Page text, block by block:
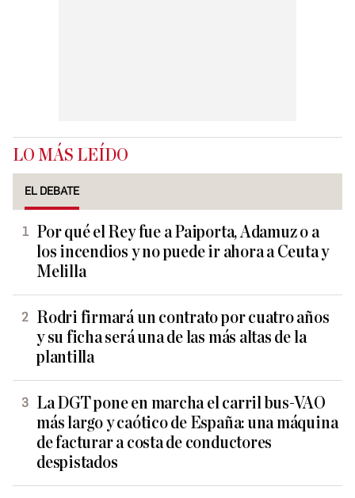
LO MÁS LEÍDO
EL DEBATE
Por qué el Rey fue a Paiporta, Adamuz o a
los incendios y no puede ir ahora a Ceuta y
Melilla
Rodri firmará un contrato por cuatro años
y su ficha será una de las más altas de la
plantilla
La DGT pone en marcha el carril bus-VAO
más largo y caótico de España: una máquina
de facturar a costa de conductores
despistados